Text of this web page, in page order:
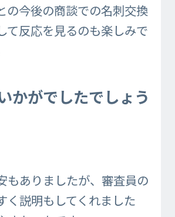
の今後の商談での名刺交換
て反応を見るのも楽しみで
かがでしたでしょう
もありましたが、審査員の
く説明もしてくれました